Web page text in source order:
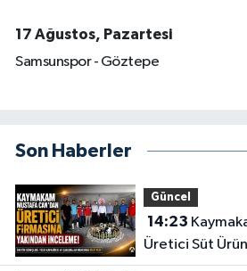
17 Ağustos, Pazartesi
Samsunspor - Göztepe
Son Haberler
Güncel
14:23
Üretici Süt